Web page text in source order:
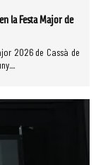
la Festa Major de
2026 de Cassà de